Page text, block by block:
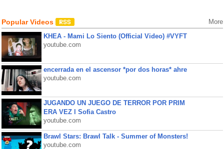
Popular Videos More
KHEA - Mami Lo Siento (Official Video) #VYFT
youtube.com
encerrada en el ascensor *por dos horas* ahre
youtube.com
JUGANDO UN JUEGO DE TERROR POR PRIM
ERA VEZ l Sofia Castro
youtube.com
Brawl Stars: Brawl Talk - Summer of Monsters!
youtube.com